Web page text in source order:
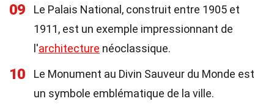
09
Le Palais National, construit entre 1905 et
1911, est un exemple impressionnant de
l'architecture néoclassique.
10
Le Monument au Divin Sauveur du Monde est
un symbole emblématique de la ville.